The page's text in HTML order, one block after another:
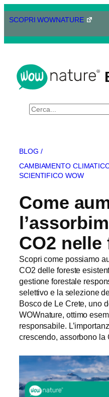
Vai
alSCOPRI WOWNATURE
Cerca
BLOG /
CAMBIAMENTO
SCIENTIFICO WOW
Come
CO2 nelle
Scopri come possiamo
CO2 delle foreste
gestione forestale
selettivo e la selezione
Bosco de Le Crete, uno
WOWnature, ottimo
responsabile.
crescendo, assorbono la